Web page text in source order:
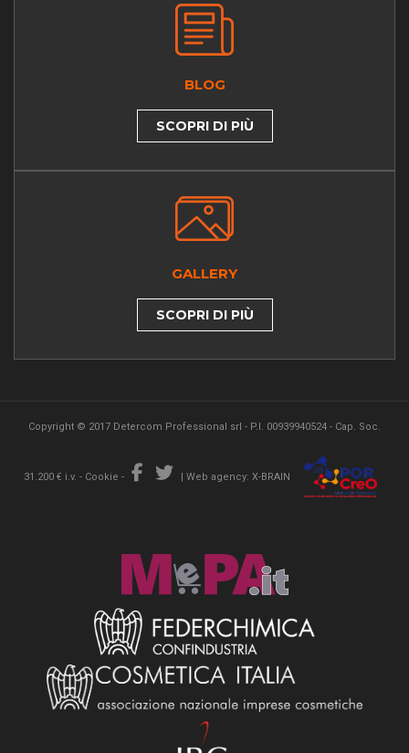
BLOG
SCOPRI DI PIÙ
GALLERY
SCOPRI DI PIÙ
Copyright © 2017 Detercom Professional srl - P.I. 00939940524 - Cap. Soc.
31.200 € i.v. - Cookie - | Web agency: X-BRAIN